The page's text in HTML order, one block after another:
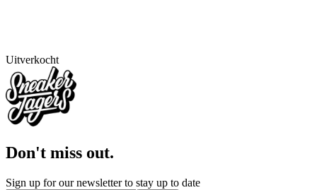
Uitverkocht
Don't miss out.
Sign up for our newsletter to stay up to date